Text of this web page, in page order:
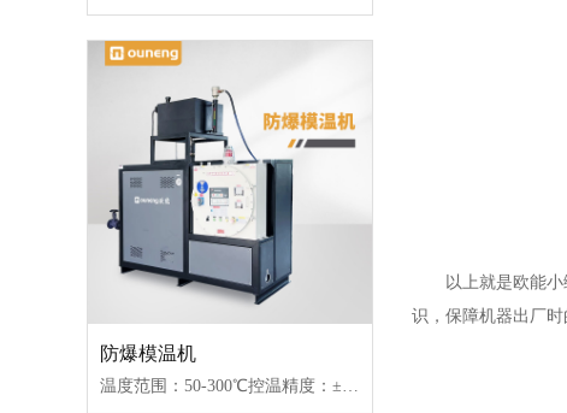
以上就是欧能小编
识，保障机器出厂
防爆模温机
温度范围：50-300℃控温精度：±1℃加热功率：9~96W控制类型：接触器/固态继电器